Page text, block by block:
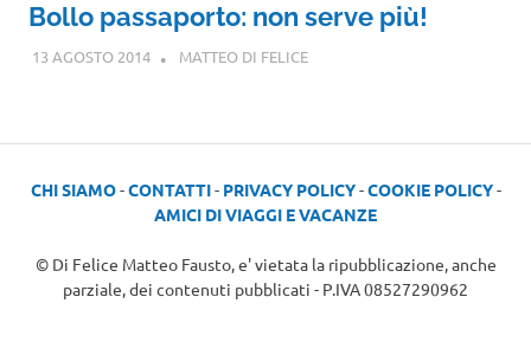
Bollo passaporto: non serve più!
13 AGOSTO 2014 MATTEO DI FELICE
CHI SIAMO-CONTATTI- PRIVACY POLICY-COOKIE POLICY-
AMICI DI VIAGGI E VACANZE
© Di Felice Matteo Fausto, e' vietata la ripubblicazione, anche
parziale, dei contenuti pubblicati - P.IVA 08527290962